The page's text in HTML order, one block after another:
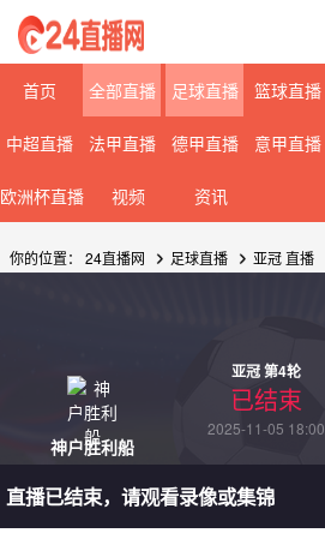
首页 全部直播 足球直播 篮球直播
中超直播 法甲直播 德甲直播 意甲直播
欧洲杯直播 视频 资讯
你的位置： 24直播网 足球直播 亚冠 直播
神户胜利船
亚冠 第4轮
已结束
2025-11-05 18:00
直播已结束，请观看录像或集锦